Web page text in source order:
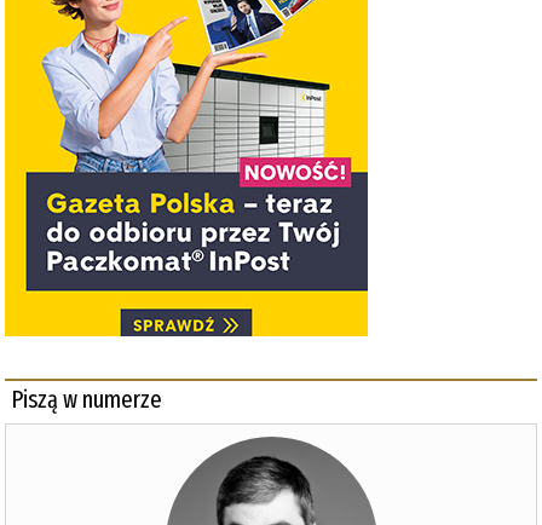
Piszą w numerze